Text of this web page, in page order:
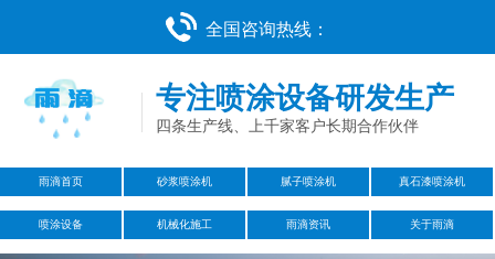
全国咨询热线：
专注喷涂设备研发生产
四条生产线、上千家客户长期合作伙伴
雨滴首页 砂浆喷涂机 腻子喷涂机 真石漆喷涂机
喷涂设备 机械化施工 雨滴资讯 关于雨滴